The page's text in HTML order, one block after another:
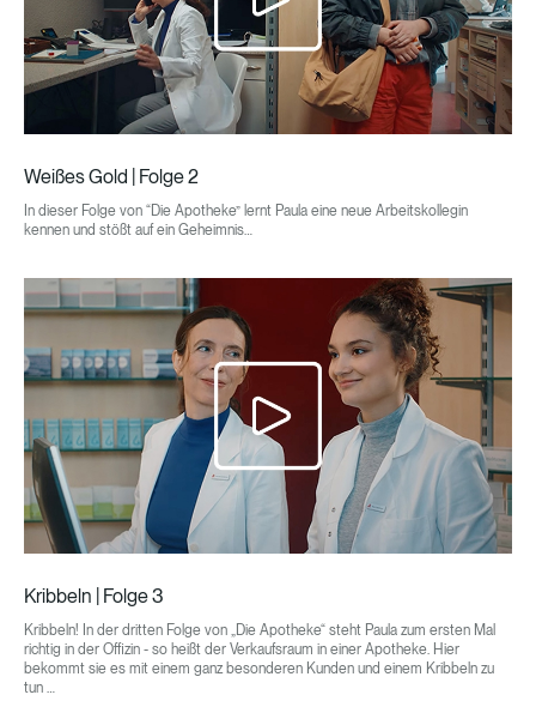
Weißes Gold | Folge 2
In dieser Folge von “Die Apotheke” lernt Paula eine neue Arbeitskollegin
kennen und stößt auf ein Geheimnis…
Kribbeln | Folge 3
Kribbeln! In der dritten Folge von „Die Apotheke“ steht Paula zum ersten Mal
richtig in der Offizin - so heißt der Verkaufsraum in einer Apotheke. Hier
bekommt sie es mit einem ganz besonderen Kunden und einem Kribbeln zu
tun …